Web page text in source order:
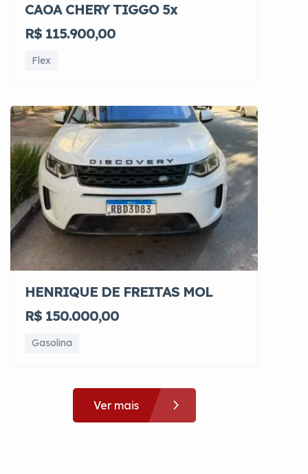
CAOA CHERY TIGGO 5x
R$ 115.900,00
Flex
HENRIQUE DE FREITAS MOL
R$ 150.000,00
Gasolina
Ver mais